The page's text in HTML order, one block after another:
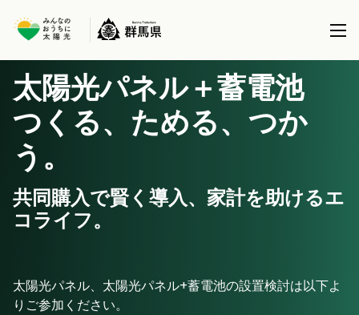
本事業について
共同購入事業とは
事務局について
全国で実施している共同購入事業
製品を選択する
太陽光パネル / 太陽光パネル＋蓄電池
蓄電池 (パネル設置済の方)
ブログ
太陽光パネル＋蓄電池
つくる、ためる、つか
う。
共同購入で賢く導入、家計を助けるエ
コライフ。
太陽光パネル、太陽光パネル+蓄電池の設置検討は以下よ
りご参加ください。